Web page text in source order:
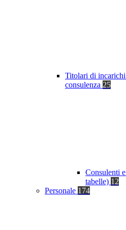
Titolari di
consulenza 25
Consulenti
tabelle) 12
Personale 174